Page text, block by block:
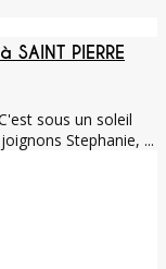
PIERRE
sous un soleil
Stephanie, ...